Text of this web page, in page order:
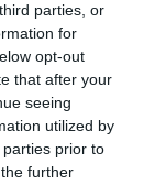
parties, or
for
opt-out
that after your
seeing
utilized by
prior to
further
από τη
πολιτική
της
να